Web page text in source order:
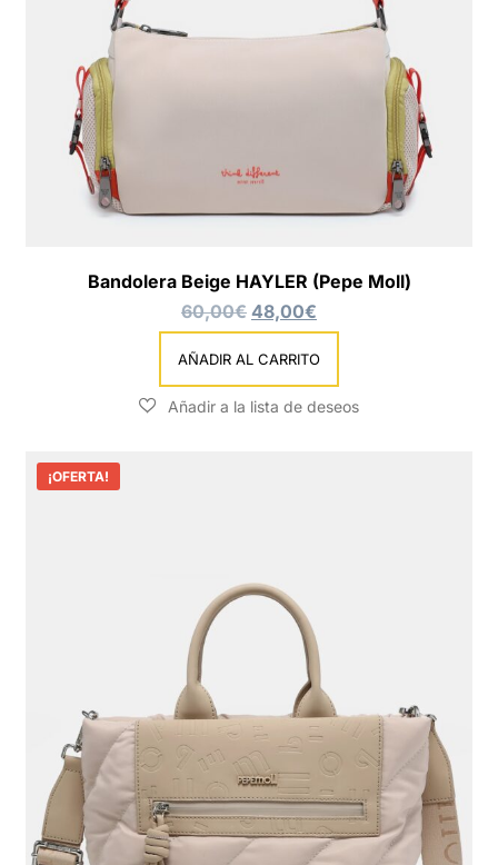
Bandolera Beige HAYLER (Pepe Moll)
60,00€ 48,00€
AÑADIR AL CARRITO
¡OFERTA!